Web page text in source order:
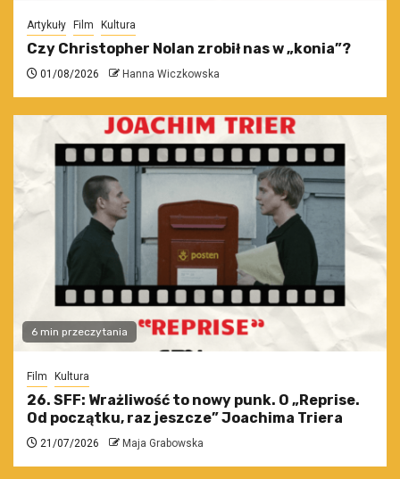
Artykuły Film Kultura
Czy Christopher Nolan zrobił nas w „konia”?
01/08/2026 Hanna Wiczkowska
6 min przeczytania
Film Kultura
26. SFF: Wrażliwość to nowy punk. O „Reprise.
Od początku, raz jeszcze” Joachima Triera
21/07/2026 Maja Grabowska